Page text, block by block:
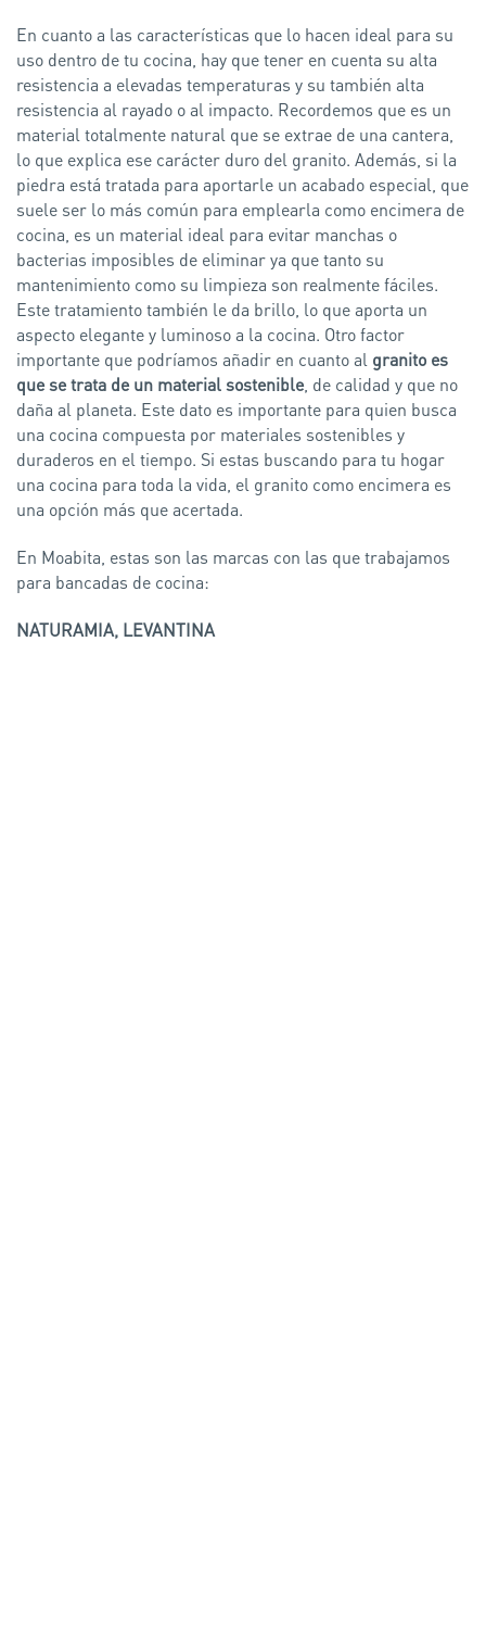
En cuanto a las características que lo hacen ideal para su
uso dentro de tu cocina, hay que tener en cuenta su alta
resistencia a elevadas temperaturas y su también alta
resistencia al rayado o al impacto. Recordemos que es un
material totalmente natural que se extrae de una cantera,
lo que explica ese carácter duro del granito. Además, si la
piedra está tratada para aportarle un acabado especial, que
suele ser lo más común para emplearla como encimera de
cocina, es un material ideal para evitar manchas o
bacterias imposibles de eliminar ya que tanto su
mantenimiento como su limpieza son realmente fáciles.
Este tratamiento también le da brillo, lo que aporta un
aspecto elegante y luminoso a la cocina. Otro factor
importante que podríamos añadir en cuanto al granito es
que se trata de un material sostenible, de calidad y que no
daña al planeta. Este dato es importante para quien busca
una cocina compuesta por materiales sostenibles y
duraderos en el tiempo. Si estas buscando para tu hogar
una cocina para toda la vida, el granito como encimera es
una opción más que acertada.
En Moabita, estas son las marcas con las que trabajamos
para bancadas de cocina:
NATURAMIA, LEVANTINA